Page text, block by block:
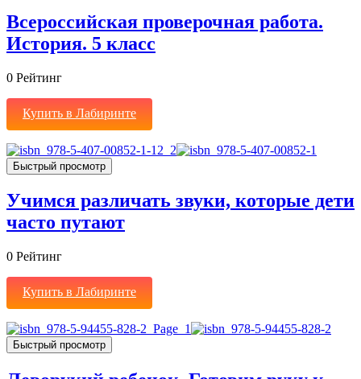
Всероссийская проверочная работа.
История. 5 класс
0 Рейтинг
Купить в Лабиринте
Быстрый просмотр
Учимся различать звуки, которые дети
часто путают
0 Рейтинг
Купить в Лабиринте
Быстрый просмотр